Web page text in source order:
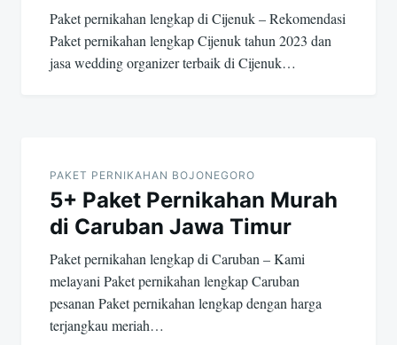
Paket pernikahan lengkap di Cijenuk – Rekomendasi
Paket pernikahan lengkap Cijenuk tahun 2023 dan
jasa wedding organizer terbaik di Cijenuk…
PAKET PERNIKAHAN BOJONEGORO
5+ Paket Pernikahan Murah
di Caruban Jawa Timur
Paket pernikahan lengkap di Caruban – Kami
melayani Paket pernikahan lengkap Caruban
pesanan Paket pernikahan lengkap dengan harga
terjangkau meriah…